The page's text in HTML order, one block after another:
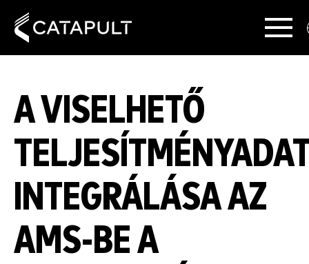
A VISELHETŐ
INTEGRÁLÁSA AZ
AMS-BE A